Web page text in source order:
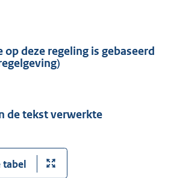
op deze regeling is gebaseerd
de tekst verwerkte
tabel